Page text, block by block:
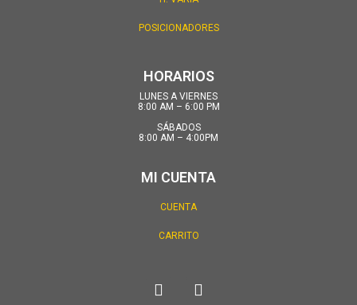
POSICIONADORES
HORARIOS
LUNES A VIERNES
8:00 AM – 6:00 PM
SÁBADOS
8:00 AM – 4:00PM
MI CUENTA
CUENTA
CARRITO